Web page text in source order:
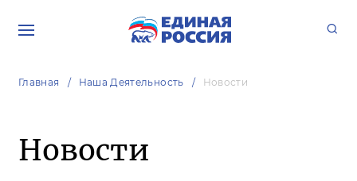
Главная Наша Деятельность Новости
Новости